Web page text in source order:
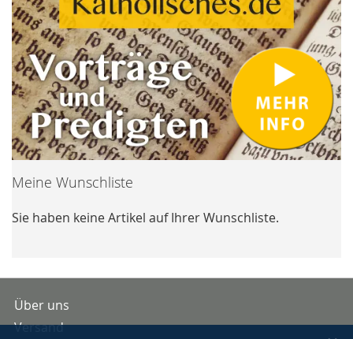
Meine Wunschliste
Sie haben keine Artikel auf Ihrer Wunschliste.
Über uns
Versand